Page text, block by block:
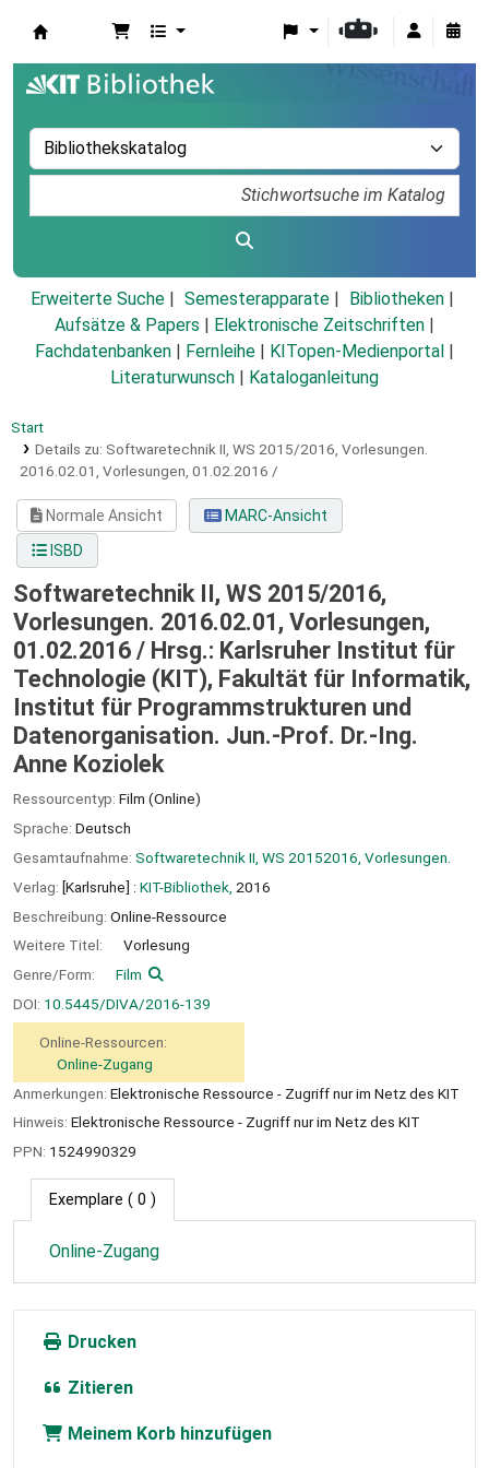
Erweiterte Suche Semesterapparate
Bibliotheken
Aufsätze & Papers
Elektronische Zeitschriften
Fachdatenbanken
Fernleihe KITopen-Medienportal
Literaturwunsch
Kataloganleitung
Start
Details zu: Softwaretechnik II, WS 2015/2016, Vorlesungen.
2016.02.01, Vorlesungen, 01.02.2016 /
Normale Ansicht
MARC-Ansicht
ISBD
Softwaretechnik II, WS 2015/2016,
Vorlesungen. 2016.02.01, Vorlesungen,
01.02.2016 / Hrsg.: Karlsruher Institut für
Technologie (KIT), Fakultät für Informatik,
Institut für Programmstrukturen und
Datenorganisation. Jun.-Prof. Dr.-Ing.
Anne Koziolek
Ressourcentyp: Film (Online)
Sprache: Deutsch
Gesamtaufnahme: Softwaretechnik II, WS 20152016, Vorlesungen.
Verlag: [Karlsruhe] : KIT-Bibliothek, 2016
Beschreibung: Online-Ressource
Weitere Titel:
Vorlesung
Genre/Form:
Film
DOI: 10.5445/DIVA/2016-139
Online-Ressourcen:
Online-Zugang
Anmerkungen: Elektronische Ressource - Zugriff nur im Netz des KIT
Hinweis: Elektronische Ressource - Zugriff nur im Netz des KIT
PPN: 1524990329
Exemplare ( 0 )
Online-Zugang
Drucken
Zitieren
Meinem Korb hinzufügen